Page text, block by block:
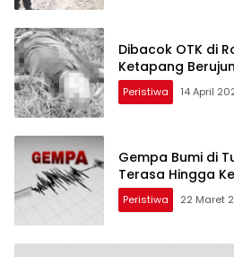
Dibacok OTK di
Ketapang
Peristiwa 14 April
Gempa Bumi di
Terasa Hingga
Peristiwa 22 Maret